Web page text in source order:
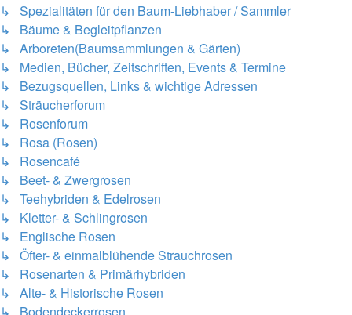
↳ Spezialitäten für den Baum-Liebhaber / Sammler
↳ Bäume & Begleitpflanzen
↳ Arboreten(Baumsammlungen & Gärten)
↳ Medien, Bücher, Zeitschriften, Events & Termine
↳ Bezugsquellen, Links & wichtige Adressen
↳ Sträucherforum
↳ Rosenforum
↳ Rosa (Rosen)
↳ Rosencafé
↳ Beet- & Zwergrosen
↳ Teehybriden & Edelrosen
↳ Kletter- & Schlingrosen
↳ Englische Rosen
↳ Öfter- & einmalblühende Strauchrosen
↳ Rosenarten & Primärhybriden
↳ Alte- & Historische Rosen